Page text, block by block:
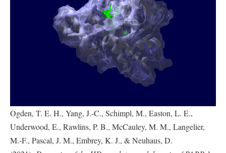
Ogden, T. E. H., Yang, J.-C., Schimpl, M., Easton, L. E.,
Underwood, E., Rawlins, P. B., McCauley, M. M., Langelier,
M.-F., Pascal, J. M., Embrey, K. J., & Neuhaus, D.